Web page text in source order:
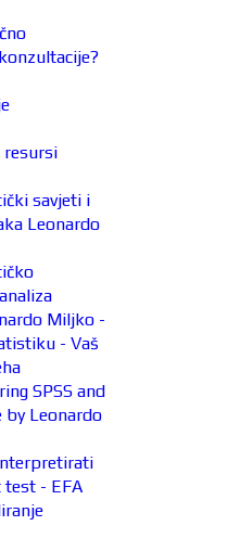
resursi
savjeti i
Leonardo
Miljko -
- Vaš
SPSS and
by Leonardo
test - EFA